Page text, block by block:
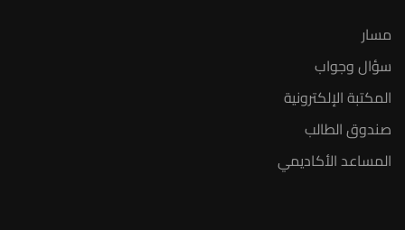
مسار
سؤال وجواب
المكتبة الإلكترونية
صندوق الطالب
المساعد الأكاديمي